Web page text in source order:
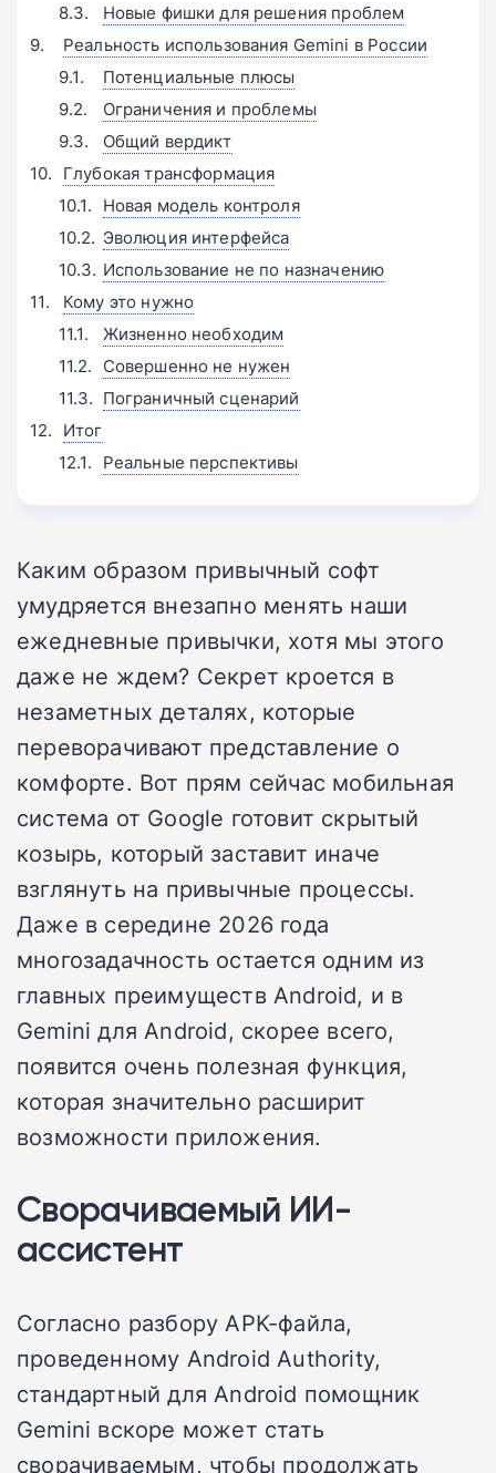
Новые фишки для решения проблем
Реальность использования Gemini в России
Потенциальные плюсы
Ограничения и проблемы
Общий вердикт
Глубокая трансформация
Новая модель контроля
Эволюция интерфейса
Использование не по назначению
Кому это нужно
Жизненно необходим
Совершенно не нужен
Пограничный сценарий
Итог
Реальные перспективы
Каким образом привычный софт
умудряется внезапно менять наши
ежедневные привычки, хотя мы этого
даже не ждем? Секрет кроется в
незаметных деталях, которые
переворачивают представление о
комфорте. Вот прям сейчас мобильная
система от Google готовит скрытый
козырь, который заставит иначе
взглянуть на привычные процессы.
Даже в середине 2026 года
многозадачность остается одним из
главных преимуществ Android, и в
Gemini для Android, скорее всего,
появится очень полезная функция,
которая значительно расширит
возможности приложения.
Сворачиваемый ИИ-
ассистент
Согласно разбору APK-файла,
проведенному Android Authority,
стандартный для Android помощник
Gemini вскоре может стать
сворачиваемым, чтобы продолжать